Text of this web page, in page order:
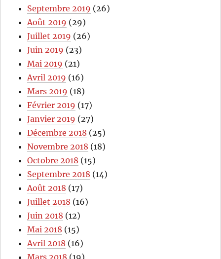
Septembre 2019 (26)
Août 2019 (29)
Juillet 2019 (26)
Juin 2019 (23)
Mai 2019 (21)
Avril 2019 (16)
Mars 2019 (18)
Février 2019 (17)
Janvier 2019 (27)
Décembre 2018 (25)
Novembre 2018 (18)
Octobre 2018 (15)
Septembre 2018 (14)
Août 2018 (17)
Juillet 2018 (16)
Juin 2018 (12)
Mai 2018 (15)
Avril 2018 (16)
Mars 2018 (19)